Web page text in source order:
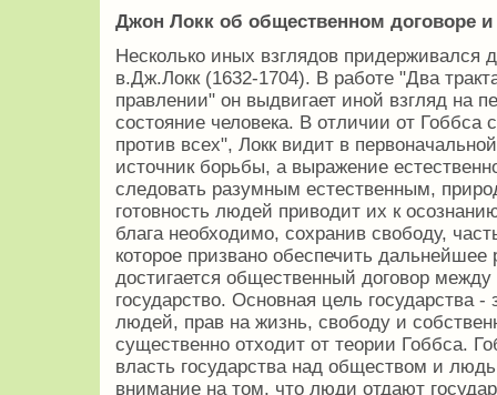
Джон Локк об общественном договоре и
Несколько иных взглядов придерживался
в.Дж.Локк (1632-1704). В работе "Два
правлении" он выдвигает иной взгляд на
состояние человека. В отличии от Гоббса
против всех", Локк видит в
источник борьбы, а выражение
следовать разумным естественным,
готовность людей приводит их к
блага необходимо, сохранив свободу,
которое призвано обеспечить дальнейшее
достигается общественный договор
государство. Основная цель государства
людей, прав на жизнь, свободу и
существенно отходит от теории Гоббса.
власть государства над обществом и
внимание на том, что люди отдают